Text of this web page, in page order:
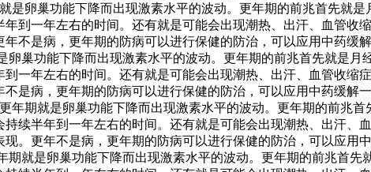
是卵巢功能下降而出现激素水平的波动。更年期的前兆首先就
到一年左右的时间。还有就是可能会出现潮热、出汗、血管收
不是病，更年期的防病可以进行保健的防治，可以应用中药缓
巢功能下降而出现激素水平的波动。更年期的前兆首先就是
一年左右的时间。还有就是可能会出现潮热、出汗、血管收缩
是病，更年期的防病可以进行保健的防治，可以应用中药缓解
年期就是卵巢功能下降而出现激素水平的波动。更年期的前兆
续半年到一年左右的时间。还有就是可能会出现潮热、出汗、
。更年不是病，更年期的防病可以进行保健的防治，可以应用
就是卵巢功能下降而出现激素水平的波动。更年期的前兆首